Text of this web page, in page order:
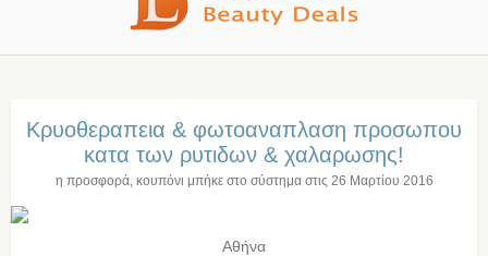
Κρυοθεραπεια & φωτοαναπλαση προσωπου
κατα των ρυτιδων & χαλαρωσης!
η προσφορά, κουπόνι μπήκε στο σύστημα στις 26 Μαρτίου 2016
Αθήνα